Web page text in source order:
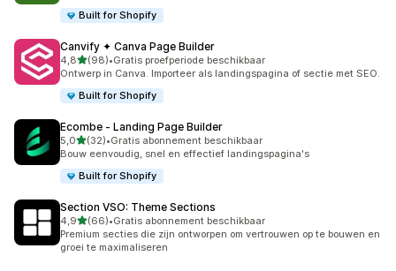
Built for Shopify
Canvify ✦ Canva Page Builder
4,8van 5 sterren
(98)
98 recensies in totaal
•Gratis proefperiode beschikbaar
Ontwerp in Canva. Importeer als landingspagina of sectie met SEO.
Built for Shopify
Ecombe ‑ Landing Page Builder
5,0van 5 sterren
(32)
32 recensies in totaal
•Gratis abonnement beschikbaar
Bouw eenvoudig, snel en effectief landingspagina's
Built for Shopify
Section VSO: Theme Sections
4,9van 5 sterren
(66)
66 recensies in totaal
•Gratis abonnement beschikbaar
Premium secties die zijn ontworpen om vertrouwen op te bouwen en
groei te maximaliseren